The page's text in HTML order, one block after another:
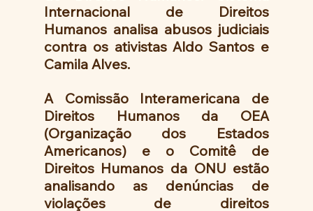
Internacional de Direitos
Humanos analisa abusos judiciais
contra os ativistas Aldo Santos e
Camila Alves.
A Comissão Interamericana de
Direitos Humanos da OEA
(Organização dos Estados
Americanos) e o Comitê de
Direitos Humanos da ONU estão
analisando as denúncias de
violações de direitos